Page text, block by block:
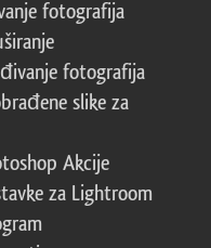
fotografija
fotografija
slike za
Akcije
za Lightroom